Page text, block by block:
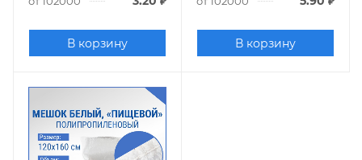
В корзину В корзину